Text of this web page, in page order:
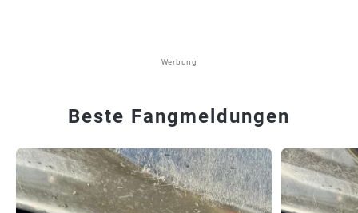
Werbung
Beste Fangmeldungen